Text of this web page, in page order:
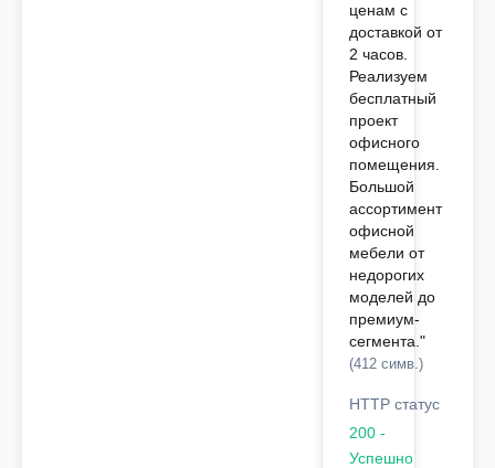
ценам с
доставкой от
2 часов.
Реализуем
бесплатный
проект
офисного
помещения.
Большой
ассортимент
офисной
мебели от
недорогих
моделей до
премиум-
сегмента."
(412 симв.)
HTTP статус
200 -
Успешно